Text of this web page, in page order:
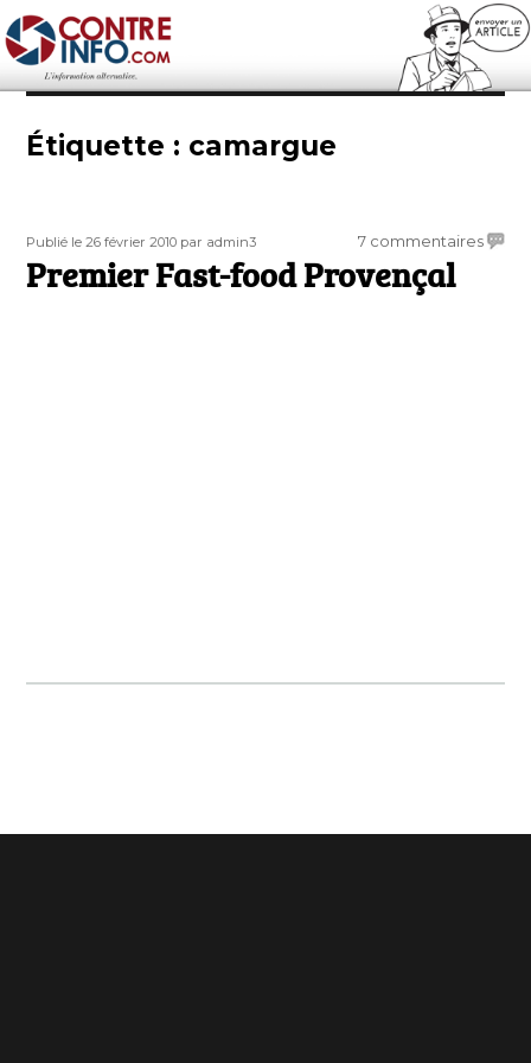
Contre-Info
Étiquette : camargue
Publié
le
Publié le 26 février 2010 Auteur
par admin3 7 commentairessur
Premier Fast-food Provençal